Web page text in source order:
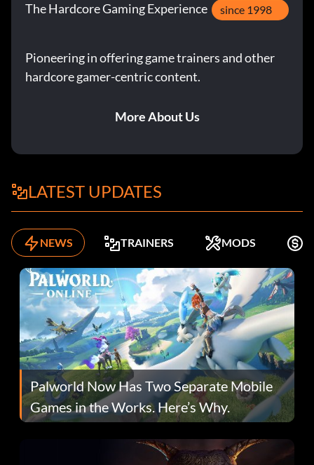
The Hardcore Gaming Experience since 1998
Pioneering in offering game trainers and other
hardcore gamer-centric content.
More About Us
LATEST UPDATES
NEWS TRAINERS MODS
Palworld Now Has Two Separate Mobile
Games in the Works. Here’s Why.